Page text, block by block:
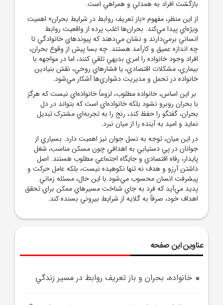
بازگشت افراد به همدلي و همراهي است.
از اين منظر، مفهوم «باز تعريف روابط در شرايط بحران» اهميت
ويژه‌اي پيدا مي‌کند. بحران‌ها اغلب پرده از واقعيت روابط
انساني برمي‌دارند و نشان مي‌دهند که پيوندهاي خانوادگي تا
چه اندازه عميق و کارآمد هستند. چه بسا پيش از وقوع بحران،
افراد وجود خانواده را امري بديهي تلقي کنند، اما در مواجهه با
بيماري، مشکلات اقتصادي، يا فشارهاي روحي، نقش بنيادين
خانواده در تحمل و مديريت دشواري‌ها آشکار مي‌شود.
بر اين اساس، خانواده مطلوب، لزوماً خانواده‌اي نيست که هرگز
با بحران روبرو نشود بلکه خانواده‌اي است که بتواند در دل
بحران، گفتگو را حفظ کند، رنج را به تجربه‌اي مشترک تبديل
نمايد و اميد به آينده را از ميان نبرد.
در اين ميان، توجه به نسل جوان نيز اهميت دارد. بسياري از
جوانان در پي دستيابي به اهدافي چون مسکن مناسب، شغل
پايدار، رفاه اقتصادي و جايگاه اجتماعي مطلوب هستند. اصل
داشتن آرزو و هدف نه تنها نکوهيده نيست، بلکه عامل حرکت و
پيشرفت انسان محسوب مي‌شود.با اين حال، مسئله زماني
پديد مي‌آيد که فرد به جاي شناخت مسيرهاي ممکن براي تحقق
اهداف خود، صرفاً به گلايه از شرايط بيروني بسنده کند.
عناوین این صفحه
خانواده، بحران و باز تعريف روابط در مسير زندگي